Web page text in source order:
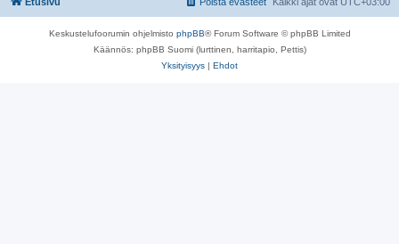
Keskustelufoorumin ohjelmisto phpBB® Forum Software © phpBB Limited
Käännös: phpBB Suomi (lurttinen, harritapio, Pettis)
Yksityisyys | Ehdot